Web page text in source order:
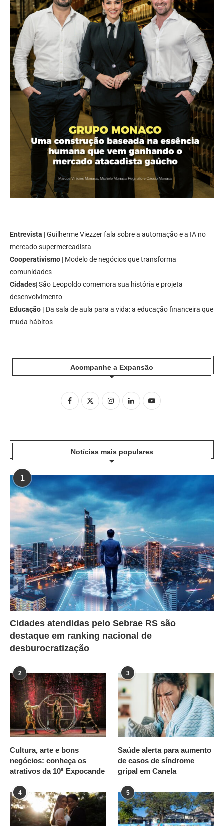
Entrevista | Guilherme Viezzer fala sobre a automação e a IA no
mercado supermercadista
Cooperativismo | Modelo de negócios que transforma
comunidades
Cidades| São Leopoldo comemora sua história e projeta
desenvolvimento
Educação | Da sala de aula para a vida: a educação financeira que
muda hábitos
Acompanhe a Expansão
Notícias mais populares
1
Cidades atendidas pelo Sebrae RS são
destaque em ranking nacional de
desburocratização
2
Cultura, arte e bons
negócios: conheça os
atrativos da 10ª Expocande
3
Saúde alerta para aumento
de casos de síndrome
gripal em Canela
4 5